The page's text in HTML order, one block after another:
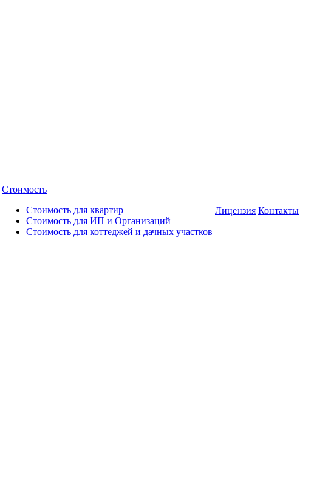
Стоимость
Стоимость для квартир
Стоимость для ИП и Организаций
Стоимость для коттеджей и дачных участков
Лицензия Контакты